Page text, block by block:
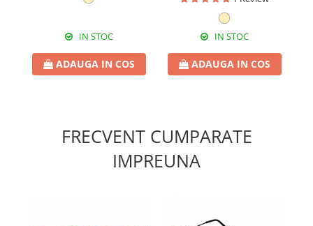
IN STOC
ADAUGA IN COS
IN STOC
ADAUGA IN COS
FRECVENT CUMPARATE
IMPREUNA